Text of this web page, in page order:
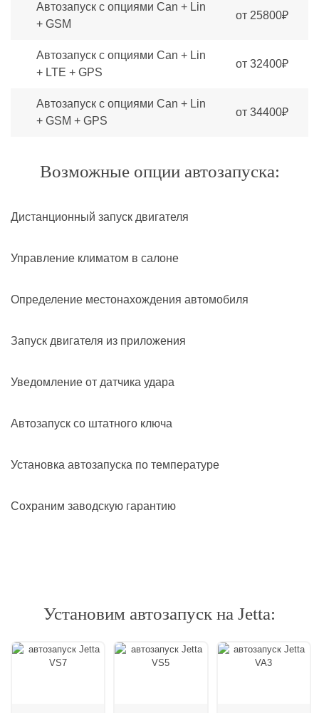
Автозапуск с опциями Can + Lin
+ GSM
от 25800₽
Автозапуск с опциями Can + Lin
+ LTE + GPS
от 32400₽
Автозапуск с опциями Can + Lin
+ GSM + GPS
от 34400₽
Возможные опции автозапуска:
Дистанционный запуск двигателя
Управление климатом в салоне
Определение местонахождения автомобиля
Запуск двигателя из приложения
Уведомление от датчика удара
Автозапуск со штатного ключа
Установка автозапуска по температуре
Сохраним заводскую гарантию
Установим автозапуск на Jetta: